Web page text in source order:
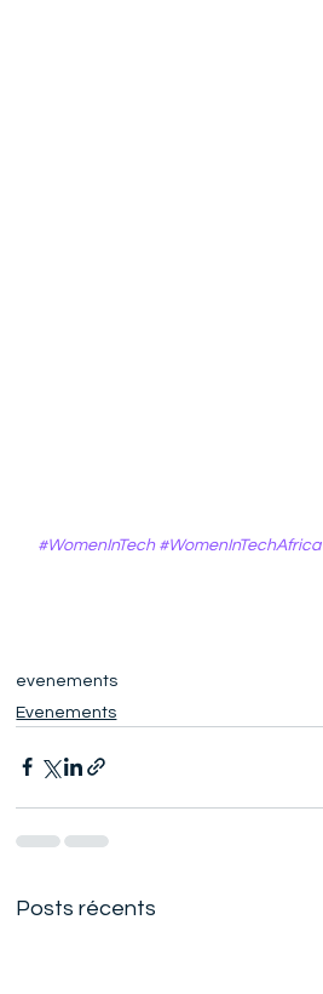
#WomenInTech #WomenInTechAfrica
evenements
Evenements
Posts récents